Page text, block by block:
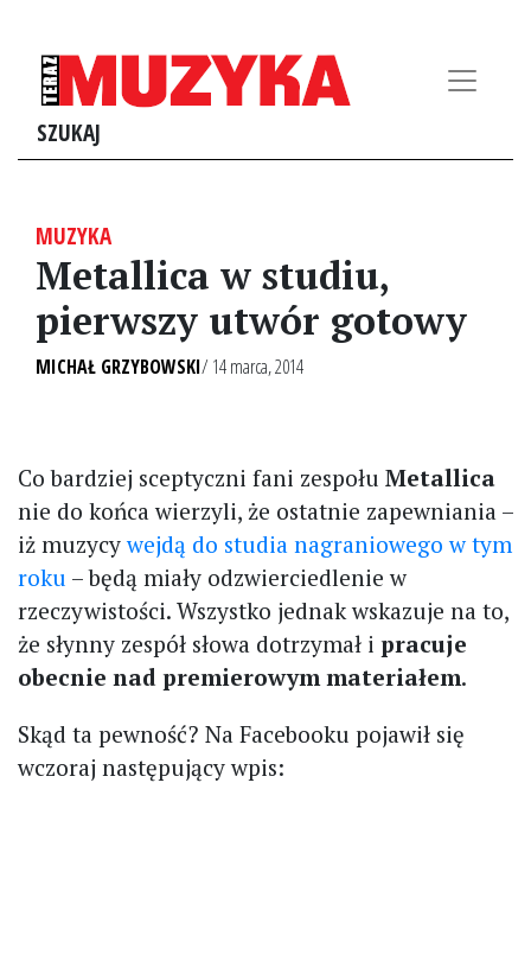
SZUKAJ
MUZYKA
Metallica w studiu,
pierwszy utwór gotowy
MICHAŁ GRZYBOWSKI/ 14 marca, 2014
Co bardziej sceptyczni fani zespołu Metallica
nie do końca wierzyli, że ostatnie zapewniania –
iż muzycywejdą do studia nagraniowego w tym
roku – będą miały odzwierciedlenie w
rzeczywistości. Wszystko jednak wskazuje na to,
że słynny zespół słowa dotrzymał i pracuje
obecnie nad premierowym materiałem.
Skąd ta pewność? Na Facebooku pojawił się
wczoraj następujący wpis: